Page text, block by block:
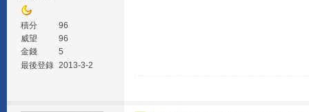
積分
96
威望
96
金錢
5
最後登錄 2013-3-2